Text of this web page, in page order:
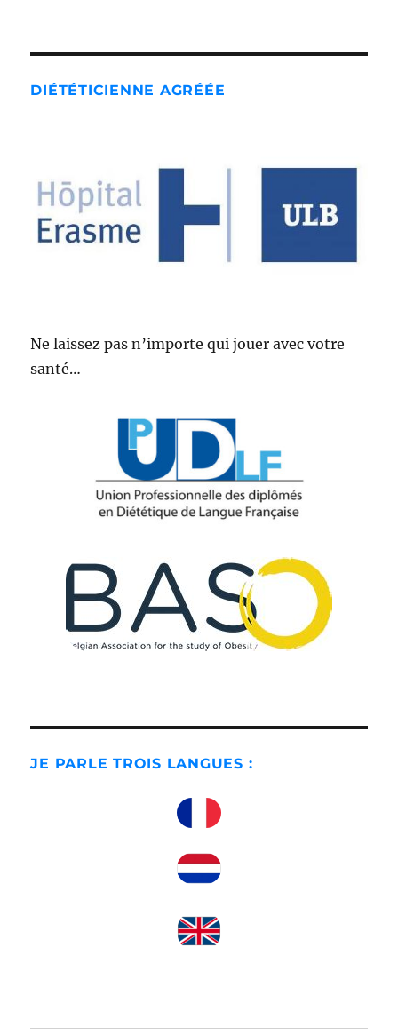
DIÉTÉTICIENNE AGRÉÉE
Ne laissez pas n’importe qui jouer avec votre
santé…
JE PARLE TROIS LANGUES :